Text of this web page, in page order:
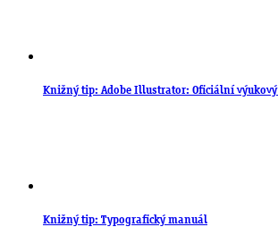
Knižný tip: Adobe Illustrator: Oficiální
Knižný tip: Typografický manuál